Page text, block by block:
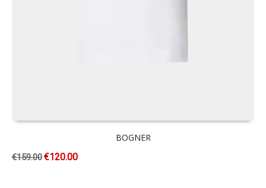
BOGNER
€159.00€120.00